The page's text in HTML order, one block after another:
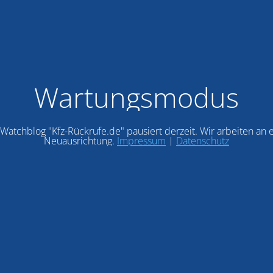
Wartungsmodus
"Kfz-Rückrufe.de" pausiert derzeit. Wir arbeiten an
Neuausrichtung. Impressum | Datenschutz